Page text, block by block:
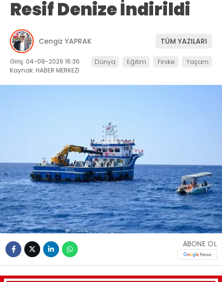
Resif Denize İndirildi
Cengiz YAPRAK TÜM YAZILARI
Giriş: 04-08-2026 16:36
Kaynak: HABER MERKEZI
Dünya Eğitim Finike Yaşam
ABONE OL